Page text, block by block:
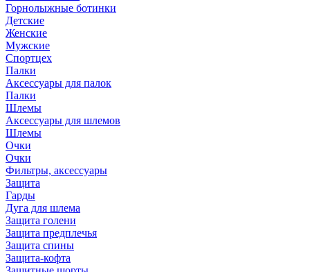
Горнолыжные ботинки
Детские
Женские
Мужские
Спортцех
Палки
Аксессуары для палок
Палки
Шлемы
Аксессуары для шлемов
Шлемы
Очки
Очки
Фильтры, аксессуары
Защита
Гарды
Дуга для шлема
Защита голени
Защита предплечья
Защита спины
Защита-кофта